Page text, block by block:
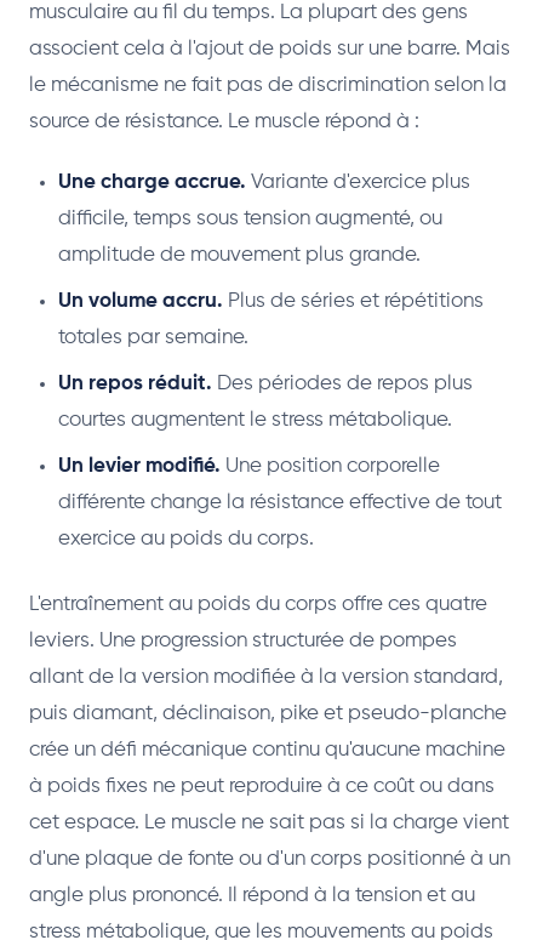
musculaire au fil du temps. La plupart des gens
associent cela à l'ajout de poids sur une barre. Mais
le mécanisme ne fait pas de discrimination selon la
source de résistance. Le muscle répond à :
Une charge accrue. Variante d'exercice plus
difficile, temps sous tension augmenté, ou
amplitude de mouvement plus grande.
Un volume accru. Plus de séries et répétitions
totales par semaine.
Un repos réduit. Des périodes de repos plus
courtes augmentent le stress métabolique.
Un levier modifié. Une position corporelle
différente change la résistance effective de tout
exercice au poids du corps.
L'entraînement au poids du corps offre ces quatre
leviers. Une progression structurée de pompes
allant de la version modifiée à la version standard,
puis diamant, déclinaison, pike et pseudo-planche
crée un défi mécanique continu qu'aucune machine
à poids fixes ne peut reproduire à ce coût ou dans
cet espace. Le muscle ne sait pas si la charge vient
d'une plaque de fonte ou d'un corps positionné à un
angle plus prononcé. Il répond à la tension et au
stress métabolique, que les mouvements au poids